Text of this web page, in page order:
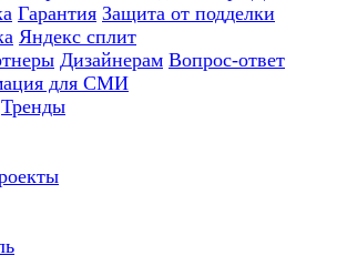
Гарантия Защита от подделки
Яндекс сплит
Дизайнерам Вопрос-ответ
для СМИ
Тренды